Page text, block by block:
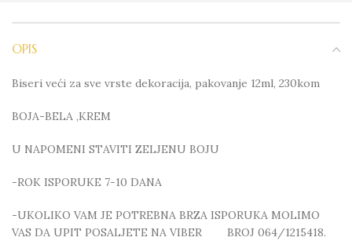
OPIS
Biseri veći za sve vrste dekoracija, pakovanje 12ml, 230kom
BOJA-BELA ,KREM
U NAPOMENI STAVITI ZELJENU BOJU
-ROK ISPORUKE 7-10 DANA
-UKOLIKO VAM JE POTREBNA BRZA ISPORUKA MOLIMO
VAS DA UPIT POSALJETE NA VIBER BROJ 064/1215418.